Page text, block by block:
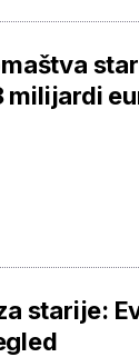
milijardi
starije: